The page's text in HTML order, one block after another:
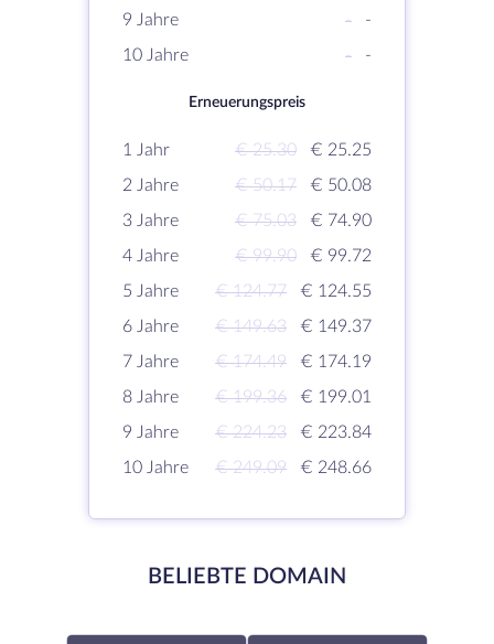
9 Jahre
-
-
10 Jahre
- -
Erneuerungspreis
1 Jahr € 25.30
€ 25.25
2 Jahre
€ 50.17
€ 50.08
3 Jahre
€ 75.03
€ 74.90
4 Jahre
€ 99.90
€ 99.72
5 Jahre
€ 124.77
€ 124.55
6 Jahre
€ 149.63
€ 149.37
7 Jahre
€ 174.49
€ 174.19
8 Jahre
€ 199.36
€ 199.01
9 Jahre
€ 224.23
€ 223.84
10 Jahre
€ 249.09 € 248.66
BELIEBTE DOMAIN